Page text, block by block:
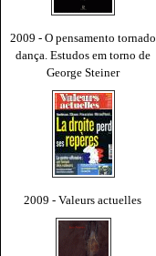
2009 - O pensamento tornado
dança. Estudos em torno de
George Steiner
2009 - Valeurs actuelles